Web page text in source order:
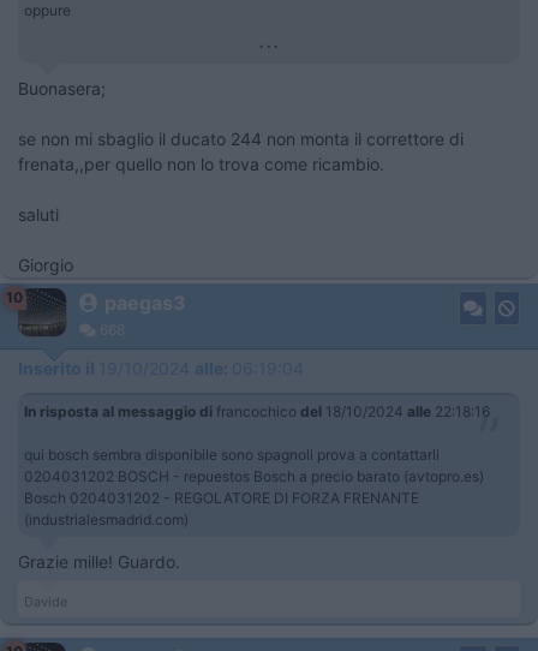
oppure
...
Buonasera;
se non mi sbaglio il ducato 244 non monta il correttore di
frenata,,per quello non lo trova come ricambio.
saluti
Giorgio
10 paegas3
668
Inserito il 19/10/2024 alle: 06:19:04
In risposta al messaggio di francochico del 18/10/2024 alle 22:18:16
qui bosch sembra disponibile sono spagnoli prova a contattarli
0204031202 BOSCH - repuestos Bosch a precio barato (avtopro.es)
Bosch 0204031202 - REGOLATORE DI FORZA FRENANTE
(industrialesmadrid.com)
Grazie mille! Guardo.
Davide